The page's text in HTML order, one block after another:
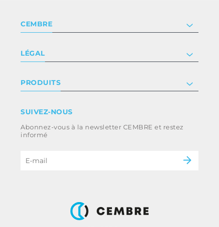
CEMBRE
Société
Certificat
Nous rejoindre
LÉGAL
Termes et conditions
Whistleblowing
Code d’éthique et politique anti-corruption
du groupe
PRODUITS
Énergie
B2B Disclaimer
SUIVEZ-NOUS
Abonnez-vous à la newsletter CEMBRE et restez
informé